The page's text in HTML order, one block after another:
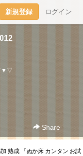
新規登録 ログイン
Share
熟成 『ぬか床 カンタン お試